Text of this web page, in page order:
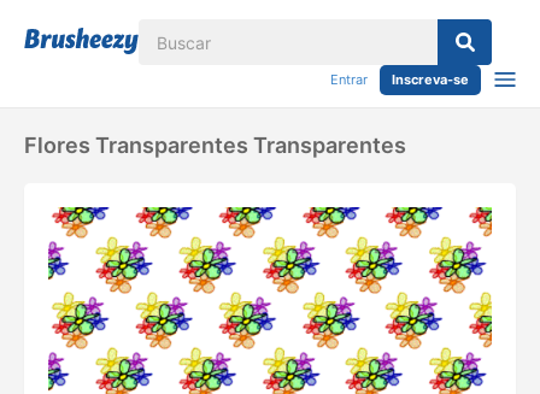
Entrar Inscreva-se
Flores Transparentes Transparentes